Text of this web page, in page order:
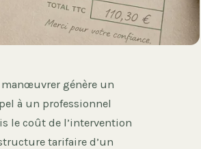
génère un
à un professionnel
le coût de l’intervention
tarifaire d’un